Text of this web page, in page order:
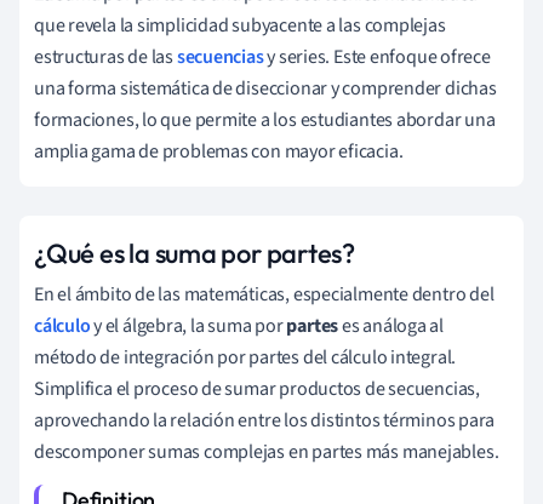
que revela la simplicidad subyacente a las complejas
estructuras de lassecuenciasy series. Este enfoque ofrece
una forma sistemática de diseccionar y comprender dichas
formaciones, lo que permite a los estudiantes abordar una
amplia gama de problemas con mayor eficacia.
¿Qué es la suma por partes?
En el ámbito de las matemáticas, especialmente dentro del
cálculoy el álgebra, la suma porparteses análoga al
método de integración por partes del cálculo integral.
Simplifica el proceso de sumar productos de secuencias,
aprovechando la relación entre los distintos términos para
descomponer sumas complejas en partes más manejables.